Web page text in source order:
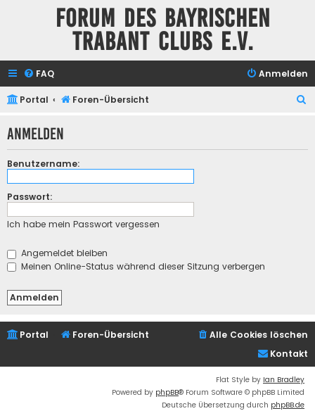
Forum des Bayrischen
Trabant Clubs e.V.
FAQ Anmelden
Portal Foren-Übersicht
h
Anmelden
Benutzername:
Passwort:
Ich habe mein Passwort vergessen
Angemeldet bleiben
Meinen Online-Status während dieser Sitzung verbergen
Portal Foren-Übersicht
Alle Cookies löschen
Kontakt
Flat Style by Ian Bradley
Powered by phpBB® Forum Software © phpBB Limited
Deutsche Übersetzung durch phpBB.de